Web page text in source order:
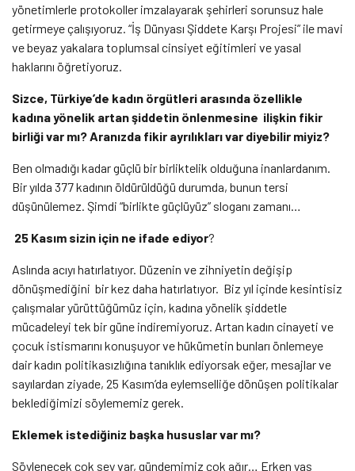
yönetimlerle protokoller imzalayarak şehirleri sorunsuz hale
getirmeye çalışıyoruz. “İş Dünyası Şiddete Karşı Projesi” ile mavi
ve beyaz yakalara toplumsal cinsiyet eğitimleri ve yasal
haklarını öğretiyoruz.
Sizce, Türkiye’de kadın örgütleri arasında özellikle
kadına yönelik artan şiddetin önlenmesine ilişkin fikir
birliği var mı? Aranızda fikir ayrılıkları var diyebilir miyiz?
Ben olmadığı kadar güçlü bir birliktelik olduğuna inanlardanım.
Bir yılda 377 kadının öldürüldüğü durumda, bunun tersi
düşünülemez. Şimdi “birlikte güçlüyüz” sloganı zamanı…
25 Kasım sizin için ne ifade ediyor?
Aslında acıyı hatırlatıyor. Düzenin ve zihniyetin değişip
dönüşmediğini bir kez daha hatırlatıyor. Biz yıl içinde kesintisiz
çalışmalar yürüttüğümüz için, kadına yönelik şiddetle
mücadeleyi tek bir güne indiremiyoruz. Artan kadın cinayeti ve
çocuk istismarını konuşuyor ve hükümetin bunları önlemeye
dair kadın politikasızlığına tanıklık ediyorsak eğer, mesajlar ve
sayılardan ziyade, 25 Kasım’da eylemselliğe dönüşen politikalar
beklediğimizi söylememiz gerek.
Eklemek istediğiniz başka hususlar var mı?
Söylenecek çok şey var, gündemimiz çok ağır… Erken yaş